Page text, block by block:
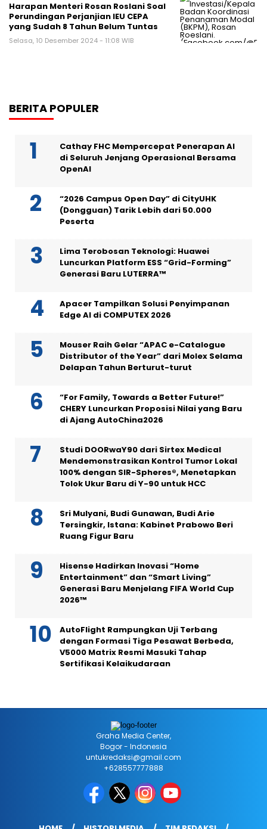
Harapan Menteri Rosan Roslani Soal
Perundingan Perjanjian IEU CEPA
yang Sudah 8 Tahun Belum Tuntas
Selasa, 10 Desember 2024 - 11:08 WIB
BERITA POPULER
Cathay FHC Mempercepat Penerapan AI
di Seluruh Jenjang Operasional Bersama
OpenAI
“2026 Campus Open Day” di CityUHK
(Dongguan) Tarik Lebih dari 50.000
Peserta
Lima Terobosan Teknologi: Huawei
Luncurkan Platform ESS “Grid-Forming”
Generasi Baru LUTERRA™
Apacer Tampilkan Solusi Penyimpanan
Edge AI di COMPUTEX 2026
Mouser Raih Gelar “APAC e-Catalogue
Distributor of the Year” dari Molex Selama
Delapan Tahun Berturut-turut
“For Family, Towards a Better Future!”
CHERY Luncurkan Proposisi Nilai yang Baru
di Ajang AutoChina2026
Studi DOORwaY90 dari Sirtex Medical
Mendemonstrasikan Kontrol Tumor Lokal
100% dengan SIR-Spheres®, Menetapkan
Tolok Ukur Baru di Y-90 untuk HCC
Sri Mulyani, Budi Gunawan, Budi Arie
Tersingkir, Istana: Kabinet Prabowo Beri
Ruang Figur Baru
Hisense Hadirkan Inovasi “Home
Entertainment” dan “Smart Living”
Generasi Baru Menjelang FIFA World Cup
2026™
AutoFlight Rampungkan Uji Terbang
dengan Formasi Tiga Pesawat Berbeda,
V5000 Matrix Resmi Masuki Tahap
Sertifikasi Kelaikudaraan
Graha Media Center,
Bogor - Indonesia
untukredaksi@gmail.com
+628557777888